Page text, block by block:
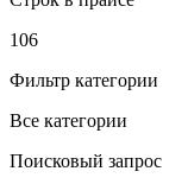
106
Фильтр категории
Все категории
Поисковый запрос